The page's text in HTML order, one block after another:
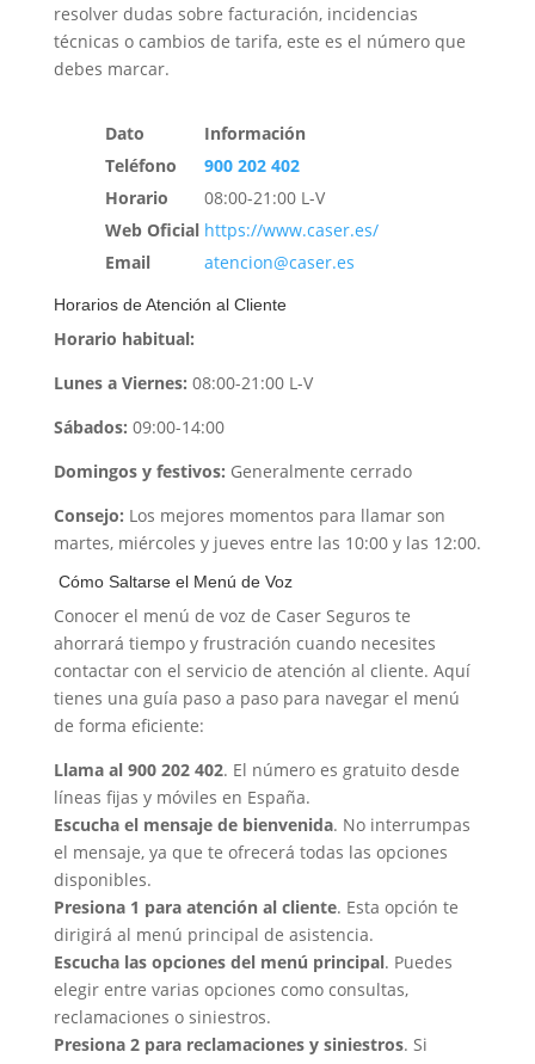
resolver dudas sobre facturación, incidencias
técnicas o cambios de tarifa, este es el número que
debes marcar.
Dato
Información
Teléfono
900 202 402
Horario
08:00-21:00 L-V
Web Oficial https://www.caser.es/
Email
atencion@caser.es
Horarios de Atención al Cliente
Horario habitual:
Lunes a Viernes: 08:00-21:00 L-V
Sábados: 09:00-14:00
Domingos y festivos: Generalmente cerrado
Consejo: Los mejores momentos para llamar son
martes, miércoles y jueves entre las 10:00 y las 12:00.
️ Cómo Saltarse el Menú de Voz
Conocer el menú de voz de Caser Seguros te
ahorrará tiempo y frustración cuando necesites
contactar con el servicio de atención al cliente. Aquí
tienes una guía paso a paso para navegar el menú
de forma eficiente:
Llama al 900 202 402. El número es gratuito desde
líneas fijas y móviles en España.
Escucha el mensaje de bienvenida. No interrumpas
el mensaje, ya que te ofrecerá todas las opciones
disponibles.
Presiona 1 para atención al cliente. Esta opción te
dirigirá al menú principal de asistencia.
Escucha las opciones del menú principal. Puedes
elegir entre varias opciones como consultas,
reclamaciones o siniestros.
Presiona 2 para reclamaciones y siniestros. Si